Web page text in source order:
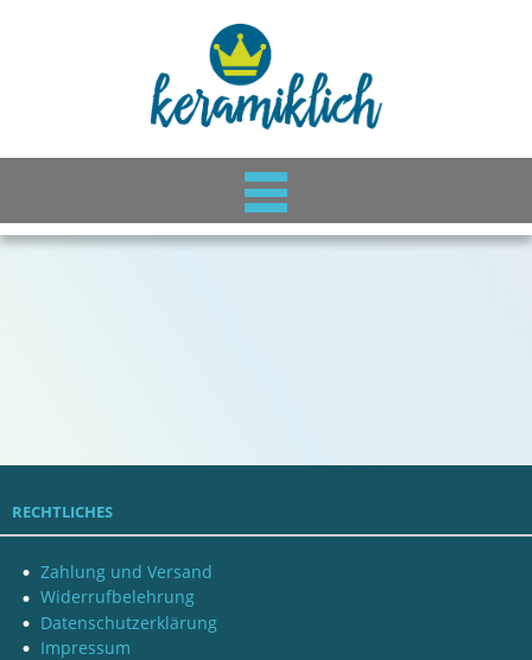
RECHTLICHES
Zahlung und Versand
Widerrufbelehrung
Datenschutzerklärung
Impressum